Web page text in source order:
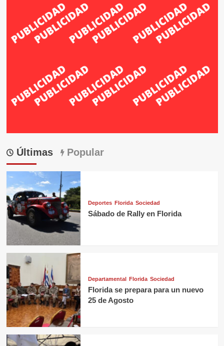
Últimas Popular
Deportes Florida Sociedad
Sábado de Rally en Florida
Departamental Florida Sociedad
Florida se prepara para un nuevo
25 de Agosto